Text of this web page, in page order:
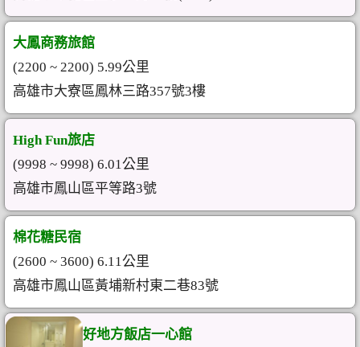
大鳳商務旅館
(2200 ~ 2200) 5.99公里
高雄市大寮區鳳林三路357號3樓
High Fun旅店
(9998 ~ 9998) 6.01公里
高雄市鳳山區平等路3號
棉花糖民宿
(2600 ~ 3600) 6.11公里
高雄市鳳山區黃埔新村東二巷83號
好地方飯店一心館